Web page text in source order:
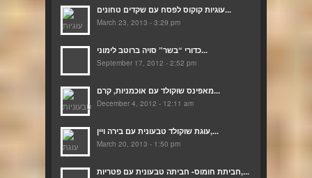
עוגיות קוקוס לפסח עם שקדים טחונים...
March 23, 2013 - 3:29 pm
כדורי “בשר” סויה ברוטב לימוני...
September 17, 2012 - 2:52 pm
מאפינס שוקולד עם אוכמניות, קרם...
December 4, 2012 - 12:11 am
עוגת שוקולד טבעונית עם בירה ויין,...
March 20, 2013 - 1:50 pm
חביתת חומוס- חביתה טבעונית עם פטריות,...